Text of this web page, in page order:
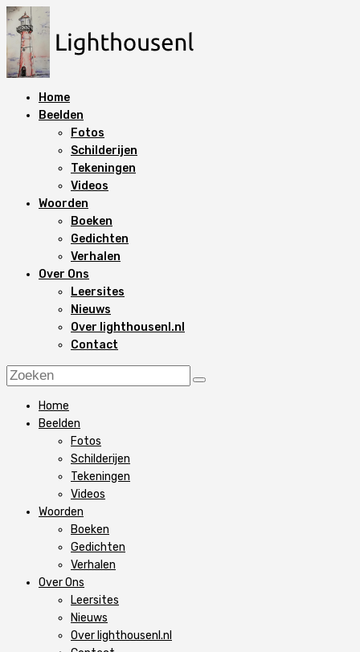
N
a
a
r
Home
Beelden
Fotos
Schilderijen
Tekeningen
Videos
Woorden
Boeken
Gedichten
Verhalen
Over Ons
Leersites
Nieuws
Over lighthousenl.nl
Contact
Home
Beelden
Fotos
Schilderijen
Tekeningen
Videos
Woorden
Boeken
Gedichten
Verhalen
Over Ons
Leersites
Nieuws
Over lighthousenl.nl